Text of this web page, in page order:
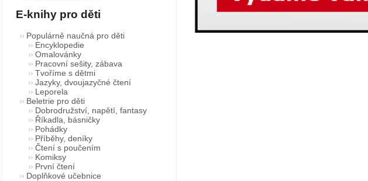
E-knihy pro děti
Populárně naučná pro děti
Encyklopedie
Omalovánky
Pracovní sešity, zábava
Tvoříme s dětmi
Jazyky, dvoujazyčné čtení
Leporela
Beletrie pro děti
Dobrodružství, napětí, fantasy
Říkadla, básničky
Pohádky
Příběhy, deníky
Čtení s poučením
Komiksy
První čtení
Doplňkové učebnice